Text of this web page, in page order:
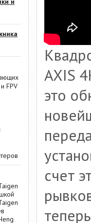
FPV
AXIS
это
счет